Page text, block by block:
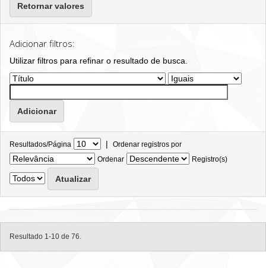
Retornar valores
Adicionar filtros:
Utilizar filtros para refinar o resultado de busca.
Resultados/Página | Ordenar registros por
Ordenar
Registro(s)
Resultado 1-10 de 76.